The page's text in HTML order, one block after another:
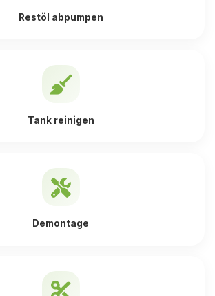
Restöl abpumpen
Tank reinigen
Demontage